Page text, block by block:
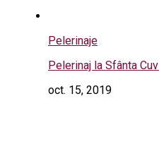
Pelerinaje
Pelerinaj la Sfânta
oct. 15, 2019